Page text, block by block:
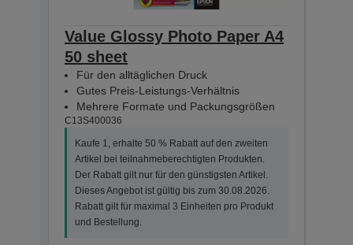
Value Glossy Photo Paper A4
50 sheet
Für den alltäglichen Druck
Gutes Preis-Leistungs-Verhältnis
Mehrere Formate und Packungsgrößen
C13S400036
Kaufe 1, erhalte 50 % Rabatt auf den zweiten
Artikel bei teilnahmeberechtigten Produkten.
Der Rabatt gilt nur für den günstigsten Artikel.
Dieses Angebot ist gültig bis zum 30.08.2026.
Rabatt gilt für maximal 3 Einheiten pro Produkt
und Bestellung.